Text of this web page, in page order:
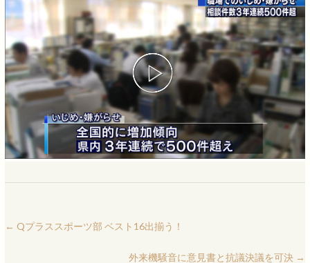
← Qプラススポーツ部 ベスト16出揃う！
外来機騒音に意見書と抗議決議を可決 →